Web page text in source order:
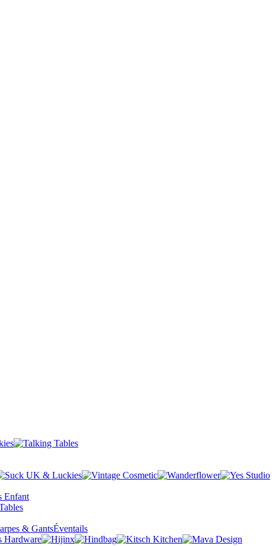
Enfant
& GantsÉventails